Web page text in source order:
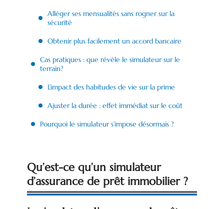
Alléger ses mensualités sans rogner sur la
sécurité
Obtenir plus facilement un accord bancaire
Cas pratiques : que révèle le simulateur sur le
terrain?
L’impact des habitudes de vie sur la prime
Ajuster la durée : effet immédiat sur le coût
Pourquoi le simulateur s’impose désormais ?
Qu’est-ce qu’un simulateur
d’assurance de prêt immobilier ?